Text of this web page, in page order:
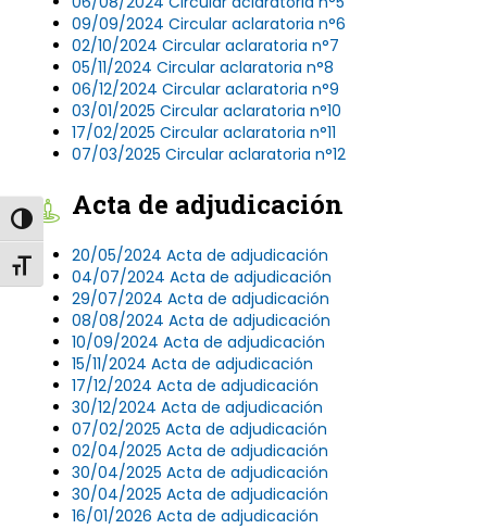
Alternar alto contraste
Alternar tamaño de letra
09/09/2024 Circular aclaratoria n°6
02/10/2024 Circular aclaratoria n°7
05/11/2024 Circular aclaratoria n°8
06/12/2024 Circular aclaratoria n°9
03/01/2025 Circular aclaratoria n°10
17/02/2025 Circular aclaratoria n°11
07/03/2025 Circular aclaratoria n°12
Acta de adjudicación
20/05/2024 Acta de adjudicación
04/07/2024 Acta de adjudicación
29/07/2024 Acta de adjudicación
08/08/2024 Acta de adjudicación
10/09/2024 Acta de adjudicación
15/11/2024 Acta de adjudicación
17/12/2024 Acta de adjudicación
30/12/2024 Acta de adjudicación
07/02/2025 Acta de adjudicación
02/04/2025 Acta de adjudicación
30/04/2025 Acta de adjudicación
30/04/2025 Acta de adjudicación
16/01/2026 Acta de adjudicación